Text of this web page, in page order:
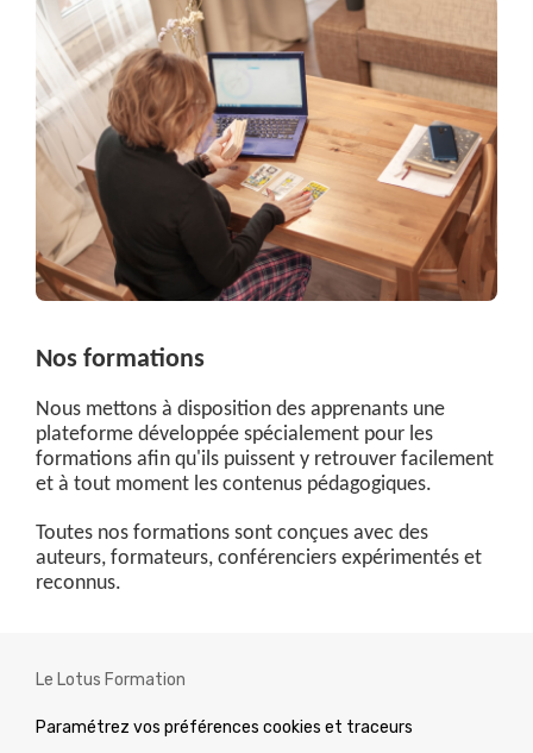
Nos formations
Nous mettons à disposition des apprenants une
plateforme développée spécialement pour les
formations afin qu'ils puissent y retrouver facilement
et à tout moment les contenus pédagogiques.
Toutes nos formations sont conçues avec des
auteurs, formateurs, conférenciers expérimentés et
reconnus.
Le Lotus Formation
Paramétrez vos préférences cookies et traceurs